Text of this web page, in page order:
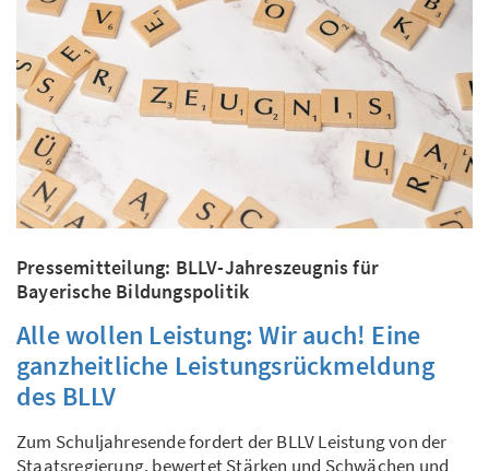
Pressemitteilung: BLLV-Jahreszeugnis für
Bayerische Bildungspolitik
Alle wollen Leistung: Wir auch! Eine
ganzheitliche Leistungsrückmeldung
des BLLV
Zum Schuljahresende fordert der BLLV Leistung von der
Staatsregierung, bewertet Stärken und Schwächen und